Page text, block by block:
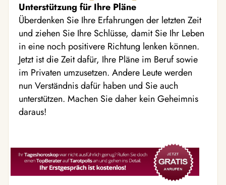
Unterstützung für Ihre Pläne
Überdenken Sie Ihre Erfahrungen der letzten Zeit
und ziehen Sie Ihre Schlüsse, damit Sie Ihr Leben
in eine noch positivere Richtung lenken können.
Jetzt ist die Zeit dafür, Ihre Pläne im Beruf sowie
im Privaten umzusetzen. Andere Leute werden
nun Verständnis dafür haben und Sie auch
unterstützen. Machen Sie daher kein Geheimnis
daraus!